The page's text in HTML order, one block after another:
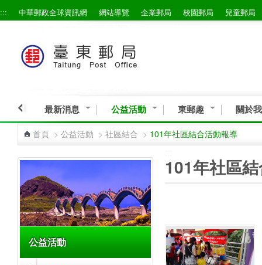
跳到主要內容區塊
::: 中華郵政全球資訊網 網站導覽 企業郵局 校園郵局 兒童郵局
最新消息 公益活動 東郵趣 關於
首頁 > 公益活動 > 社區結合 > 101年社區結合活動報導
公益活動
101年社區